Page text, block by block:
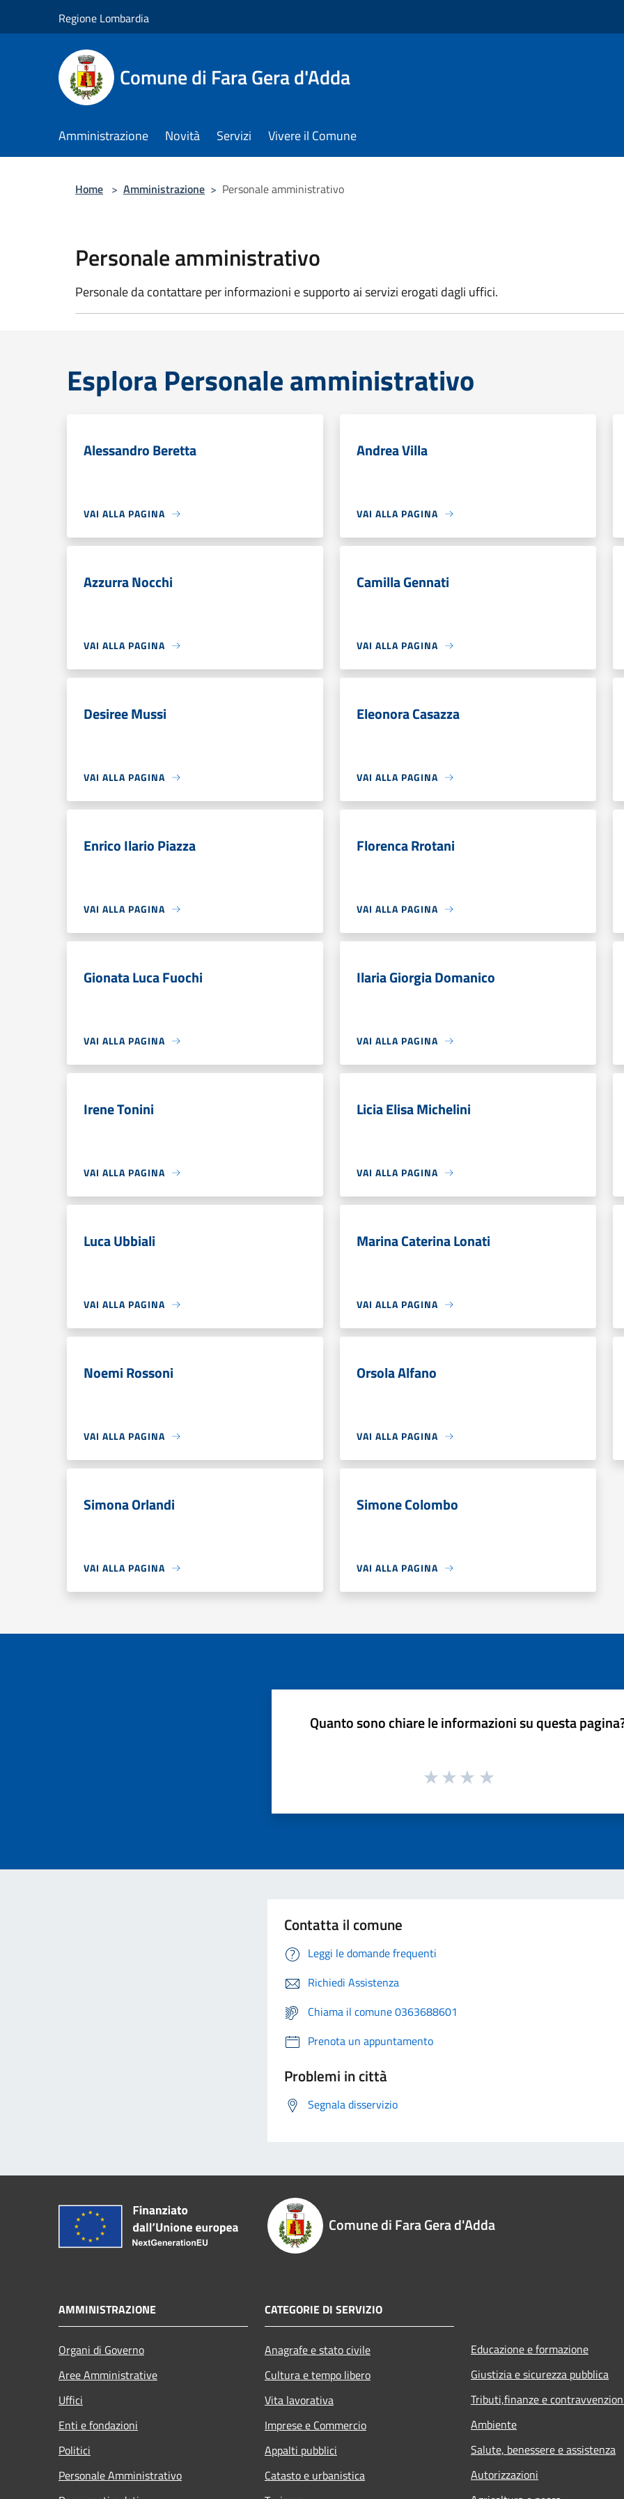
Regione Lombardia
Comune di Fara Gera d'Adda
Amministrazione Novità Servizi Vivere il Comune
Home > Amministrazione > Personale amministrativo
Personale amministrativo
Personale da contattare per informazioni e supporto ai servizi erogati dagli uffici.
Esplora Personale amministrativo
Alessandro Beretta
VAI ALLA PAGINA
Andrea Villa
VAI ALLA PAGINA
Azzurra Nocchi
VAI ALLA PAGINA
Camilla Gennati
VAI ALLA PAGINA
Desiree Mussi
VAI ALLA PAGINA
Eleonora Casazza
VAI ALLA PAGINA
Enrico Ilario Piazza
VAI ALLA PAGINA
Florenca Rrotani
VAI ALLA PAGINA
Gionata Luca Fuochi
VAI ALLA PAGINA
Ilaria Giorgia Domanico
VAI ALLA PAGINA
Irene Tonini
VAI ALLA PAGINA
Licia Elisa Michelini
VAI ALLA PAGINA
Luca Ubbiali
VAI ALLA PAGINA
Marina Caterina Lonati
VAI ALLA PAGINA
Noemi Rossoni
VAI ALLA PAGINA
Orsola Alfano
VAI ALLA PAGINA
Simona Orlandi
VAI ALLA PAGINA
Simone Colombo
VAI ALLA PAGINA
Quanto sono chiare le informazioni su questa
Contatta il comune
Leggi le domande frequenti
Richiedi Assistenza
Chiama il comune 0363688601
Prenota un appuntamento
Problemi in città
Segnala disservizio
Comune di Fara Gera d'Adda
AMMINISTRAZIONE
Organi di Governo
Aree Amministrative
Uffici
Enti e fondazioni
Politici
Personale Amministrativo
CATEGORIE DI SERVIZIO
Anagrafe e stato civile
Cultura e tempo libero
Vita lavorativa
Imprese e Commercio
Appalti pubblici
Catasto e urbanistica
Educazione e formazione
Giustizia e sicurezza pubblica
Tributi,finanze e
Ambiente
Salute, benessere e assistenza
Autorizzazioni